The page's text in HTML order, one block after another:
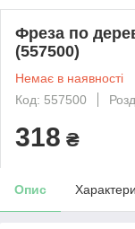
Фреза по
(557500)
Немає в наявності
Код: 557500
318 ₴
Опис